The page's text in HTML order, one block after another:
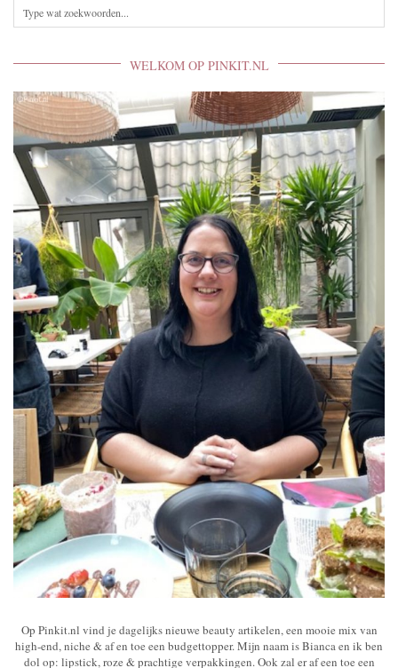
WELKOM OP PINKIT.NL
Op Pinkit.nl vind je dagelijks nieuwe beauty artikelen, een mooie mix van
high-end, niche & af en toe een budgettopper. Mijn naam is Bianca en ik ben
dol op: lipstick, roze & prachtige verpakkingen. Ook zal er af een toe een